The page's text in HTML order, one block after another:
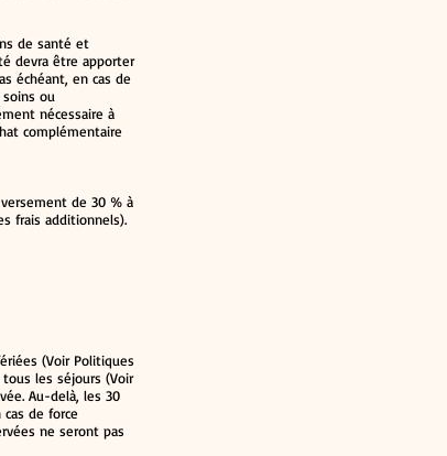
de santé et
devra être apporter
échéant, en cas de
soins ou
nécessaire à
complémentaire
de 30 % à
frais additionnels).
(Voir Politiques
les séjours (Voir
Au-delà, les 30
de force
ne seront pas